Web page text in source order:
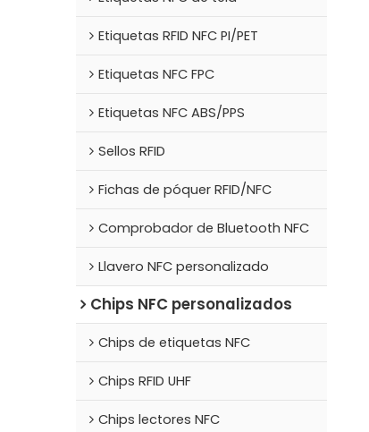
Etiquetas RFID NFC PI/PET
Etiquetas NFC FPC
Etiquetas NFC ABS/PPS
Sellos RFID
Fichas de póquer RFID/NFC
Comprobador de Bluetooth NFC
Llavero NFC personalizado
Chips NFC personalizados
Chips de etiquetas NFC
Chips RFID UHF
Chips lectores NFC